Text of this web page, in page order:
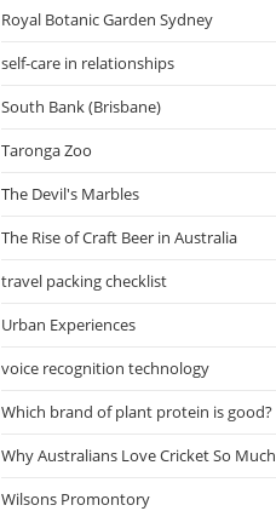
Royal Botanic Garden Sydney
self-care in relationships
South Bank (Brisbane)
Taronga Zoo
The Devil's Marbles
The Rise of Craft Beer in Australia
travel packing checklist
Urban Experiences
voice recognition technology
Which brand of plant protein is good?
Why Australians Love Cricket So Much
Wilsons Promontory